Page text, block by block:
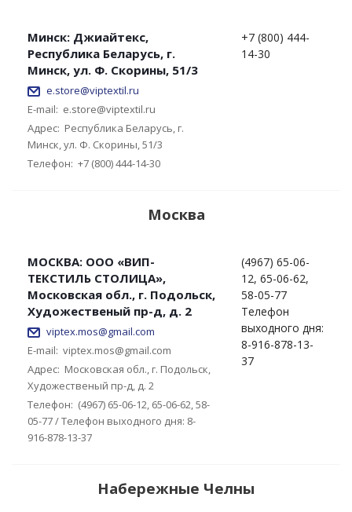
Минск: Джиайтекс,
Республика Беларусь, г.
Минск, ул. Ф. Скорины, 51/3
e.store@viptextil.ru
E-mail: e.store@viptextil.ru
Адрес: Республика Беларусь, г.
Минск, ул. Ф. Скорины, 51/3
Телефон: +7 (800) 444-14-30
+7 (800) 444-
14-30
Москва
МОСКВА: ООО «ВИП-
ТЕКСТИЛЬ СТОЛИЦА»,
Московская обл., г. Подольск,
Художественый пр-д, д. 2
viptex.mos@gmail.com
E-mail: viptex.mos@gmail.com
Адрес: Московская обл., г. Подольск,
Художественый пр-д, д. 2
Телефон: (4967) 65-06-12, 65-06-62, 58-
05-77 / Телефон выходного дня: 8-
916-878-13-37
(4967) 65-06-
12, 65-06-62,
58-05-77
Телефон
выходного дня:
8-916-878-13-
37
Набережные Челны